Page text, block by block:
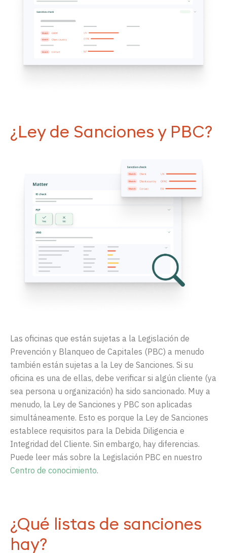
¿Ley de Sanciones y PBC?
Las oficinas que están sujetas a la Legislación de
Prevención y Blanqueo de Capitales (PBC) a menudo
también están sujetas a la Ley de Sanciones. Si su
oficina es una de ellas, debe verificar si algún cliente (ya
sea persona u organización) ha sido sancionado. Muy a
menudo, la Ley de Sanciones y PBC son aplicadas
simultáneamente. Esto es porque la Ley de Sanciones
establece requisitos para la Debida Diligencia e
Integridad del Cliente. Sin embargo, hay diferencias.
Puede leer más sobre la Legislación PBC en nuestro
Centro de conocimiento.
¿Qué listas de sanciones
hay?